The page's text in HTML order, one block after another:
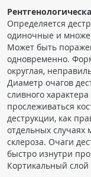
Определяется
одиночные и
Может быть
одновременно.
округлая,
Диаметр очагов
сливного
прослеживаться
деструкции, как
отдельных случаях
склероза. Очаги
быстро изнутри
Кортикальный